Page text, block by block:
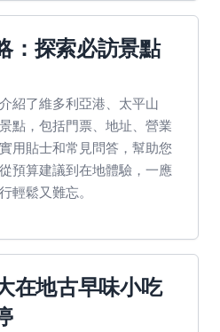
：探索必訪景點
紹了維多利亞港、太平山
點，包括門票、地址、營業
用貼士和常見問答，幫助您
預算建議到在地體驗，一應
輕鬆又難忘。
在地古早味小吃